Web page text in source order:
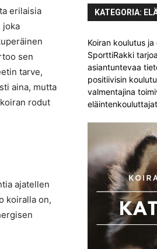
erilaisia
joka
sen
tarve,
aina, mutta
rodut
ajatellen
koiralla on,
KATEGORIA:
Koiran koulutus
SporttiRakki
asiantuntevaa
positiivisin
valmentajina